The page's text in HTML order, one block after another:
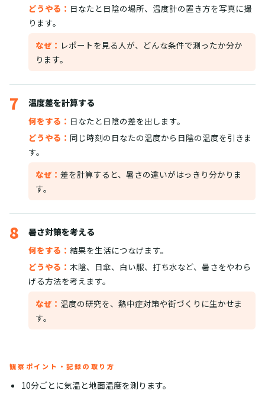
どうやる： 日なたと日陰の場所、温度計の置き方を写真に撮
ります。
なぜ： レポートを見る人が、どんな条件で測ったか分か
ります。
7
温度差を計算する
何をする： 日なたと日陰の差を出します。
どうやる： 同じ時刻の日なたの温度から日陰の温度を引きま
す。
なぜ： 差を計算すると、暑さの違いがはっきり分かりま
す。
8
暑さ対策を考える
何をする： 結果を生活につなげます。
どうやる： 木陰、日傘、白い服、打ち水など、暑さをやわら
げる方法を考えます。
なぜ： 温度の研究を、熱中症対策や街づくりに生かせま
す。
観察ポイント・記録の取り方
10分ごとに気温と地面温度を測ります。